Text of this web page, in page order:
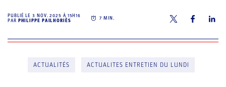
PUBLIÉ LE3 NOV. 2025 À 15H16
PAR PHILIPPE PAILHORIÈS 7 MIN.
ACTUALITÉS ACTUALITES ENTRETIEN DU LUNDI